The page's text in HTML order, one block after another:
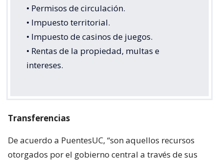
• Permisos de circulación.
• Impuesto territorial.
• Impuesto de casinos de juegos.
• Rentas de la propiedad, multas e
intereses.
Transferencias
De acuerdo a PuentesUC, “son aquellos recursos
otorgados por el gobierno central a través de sus